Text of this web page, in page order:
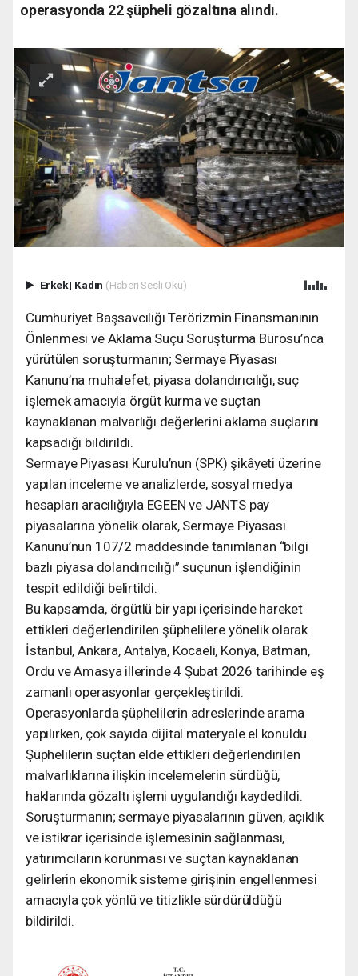
operasyonda 22 şüpheli gözaltına alındı.
Erkek| Kadın (Haberi Sesli Oku)
Cumhuriyet Başsavcılığı Terörizmin Finansmanının
Önlenmesi ve Aklama Suçu Soruşturma Bürosu’nca
yürütülen soruşturmanın; Sermaye Piyasası
Kanunu’na muhalefet, piyasa dolandırıcılığı, suç
işlemek amacıyla örgüt kurma ve suçtan
kaynaklanan malvarlığı değerlerini aklama suçlarını
kapsadığı bildirildi.
Sermaye Piyasası Kurulu’nun (SPK) şikâyeti üzerine
yapılan inceleme ve analizlerde, sosyal medya
hesapları aracılığıyla EGEEN ve JANTS pay
piyasalarına yönelik olarak, Sermaye Piyasası
Kanunu’nun 107/2 maddesinde tanımlanan “bilgi
bazlı piyasa dolandırıcılığı” suçunun işlendiğinin
tespit edildiği belirtildi.
Bu kapsamda, örgütlü bir yapı içerisinde hareket
ettikleri değerlendirilen şüphelilere yönelik olarak
İstanbul, Ankara, Antalya, Kocaeli, Konya, Batman,
Ordu ve Amasya illerinde 4 Şubat 2026 tarihinde eş
zamanlı operasyonlar gerçekleştirildi.
Operasyonlarda şüphelilerin adreslerinde arama
yapılırken, çok sayıda dijital materyale el konuldu.
Şüphelilerin suçtan elde ettikleri değerlendirilen
malvarlıklarına ilişkin incelemelerin sürdüğü,
haklarında gözaltı işlemi uygulandığı kaydedildi.
Soruşturmanın; sermaye piyasalarının güven, açıklık
ve istikrar içerisinde işlemesinin sağlanması,
yatırımcıların korunması ve suçtan kaynaklanan
gelirlerin ekonomik sisteme girişinin engellenmesi
amacıyla çok yönlü ve titizlikle sürdürüldüğü
bildirildi.